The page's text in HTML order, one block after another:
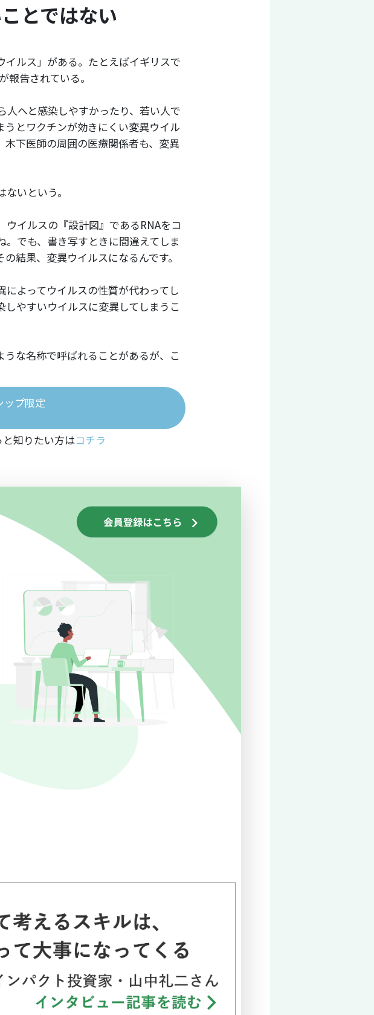
とではない
ルス」がある。たとえばイギリスで
報告されている。
へと感染しやすかったり、若い人で
とワクチンが効きにくい変異ウイル
下医師の周囲の医療関係者も、変異
いという。
ウイルスの『設計図』であるRNAをコ
でも、書き写すときに間違えてしま
結果、変異ウイルスになるんです。
よってウイルスの性質が代わってし
やすいウイルスに変異してしまうこ
な名称で呼ばれることがあるが、こ
ップ限定
知りたい方はコチラ